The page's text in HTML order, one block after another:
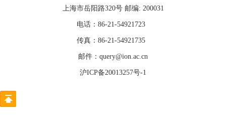
上海市岳阳路320号 邮编: 200031
电话：86-21-54921723
传真：86-21-54921735
邮件：query@ion.ac.cn
沪ICP备20013257号-1